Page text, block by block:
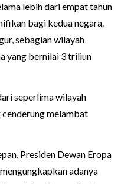
lebih dari empat tahun
bagi kedua negara.
sebagian wilayah
yang bernilai 3 triliun
seperlima wilayah
cenderung melambat
Presiden Dewan Eropa
adanya